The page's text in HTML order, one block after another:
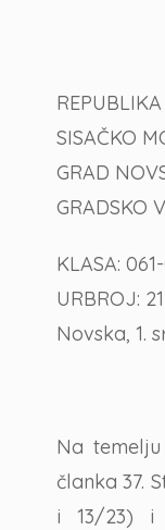
SISAČKO
GRAD
GRADSKO
KLASA:
URBROJ:
Novska, 1.
Na
članka 37.
i 13/23) i